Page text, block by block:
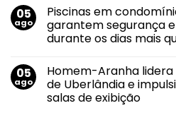
13
de
agosto
humanizado:
pequenas
atitudes
que
fazem
em
Agosto
Dourado:
apoio,
acolhimento
fortalecem
o
sucesso
da
05
ago
Piscinas em
garantem segurança
durante os dias mais
em
Piscinas
em
condomínios:
05
ago
Homem-Aranha
de Uberlândia e
salas de exibição